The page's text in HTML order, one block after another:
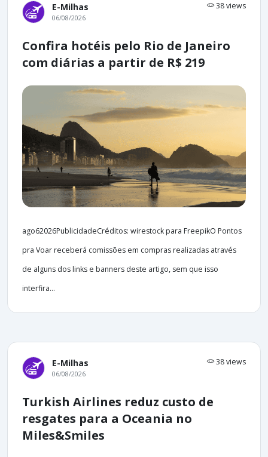
E-Milhas 38 views
06/08/2026
Confira hotéis pelo Rio de Janeiro
com diárias a partir de R$ 219
ago62026PublicidadeCréditos: wirestock para FreepikO Pontos
pra Voar receberá comissões em compras realizadas através
de alguns dos links e banners deste artigo, sem que isso
interfira...
E-Milhas 38 views
06/08/2026
Turkish Airlines reduz custo de
resgates para a Oceania no
Miles&Smiles